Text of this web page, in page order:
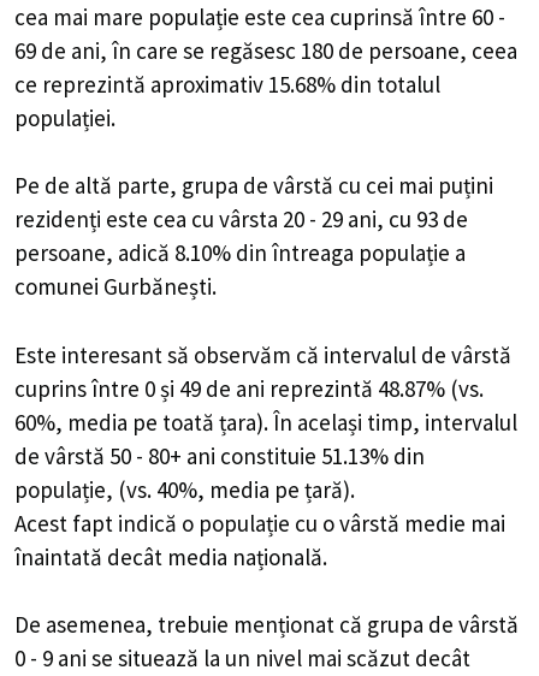
cea mai mare populație este cea cuprinsă între 60 -
69 de ani, în care se regăsesc 180 de persoane, ceea
ce reprezintă aproximativ 15.68% din totalul
populației.
Pe de altă parte, grupa de vârstă cu cei mai puțini
rezidenți este cea cu vârsta 20 - 29 ani, cu 93 de
persoane, adică 8.10% din întreaga populație a
comunei Gurbănești.
Este interesant să observăm că intervalul de vârstă
cuprins între 0 și 49 de ani reprezintă 48.87% (vs.
60%, media pe toată țara). În același timp, intervalul
de vârstă 50 - 80+ ani constituie 51.13% din
populație, (vs. 40%, media pe țară).
Acest fapt indică o populație cu o vârstă medie mai
înaintată decât media națională.
De asemenea, trebuie menționat că grupa de vârstă
0 - 9 ani se situează la un nivel mai scăzut decât